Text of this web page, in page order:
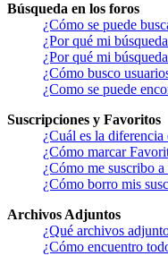
Búsqueda en los foros
¿Cómo se puede
¿Por qué mi
¿Por qué mi
¿Cómo busco
¿Como se puede
Suscripciones y Favoritos
¿Cuál es la
¿Cómo marcar
¿Cómo me suscribo
¿Cómo borro mis
Archivos Adjuntos
¿Qué archivos
¿Cómo encuentro